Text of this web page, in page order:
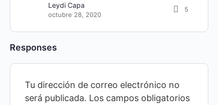
Leydi Capa
octubre 28, 2020
5
Responses
Tu dirección de correo electrónico no
será publicada. Los campos obligatorios